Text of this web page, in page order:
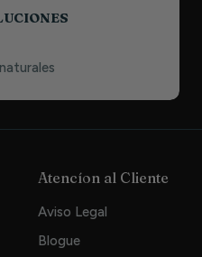
Atencíon al Cliente
Aviso Legal
Blogue